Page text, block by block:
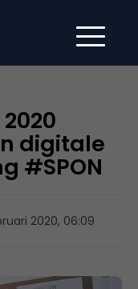
digitale
#SPON
2020, 06:09